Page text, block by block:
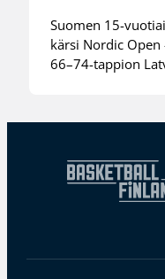
Suomen 15-
kärsi Nordic
66–74-tappion